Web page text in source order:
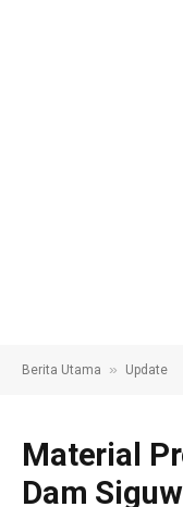
Berita Utama » Update
Material
Dam